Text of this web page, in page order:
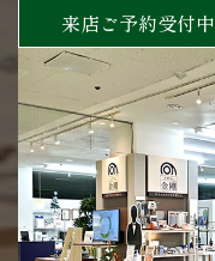
来店ご予約受付中